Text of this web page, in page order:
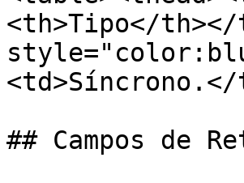
<th>Tipo</th></
## Campos de